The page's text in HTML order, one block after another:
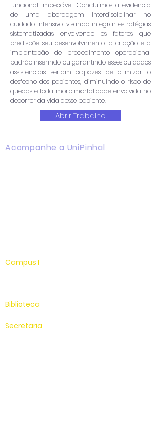
funcional impecável. Concluímos a evidência
de uma abordagem interdisciplinar no
cuidado intensivo, visando integrar estratégias
sistematizadas envolvendo os fatores que
predispõe seu desenvolvimento, a criação e a
implantação de procedimento operacional
padrão inserindo ou garantindo esses cuidados
assistenciais seriam capazes de otimizar o
desfecho dos pacientes, diminuindo o risco de
quedas e toda morbimortalidade envolvida no
decorrer da vida desse paciente.
Abrir Trabalho
Acompanhe a UniPinhal
Campus I
Biblioteca
Secretaria